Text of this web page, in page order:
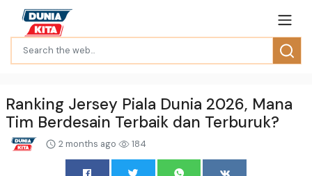
Ranking Jersey Piala Dunia 2026, Mana
Tim Berdesain Terbaik dan Terburuk?
2 months ago 184